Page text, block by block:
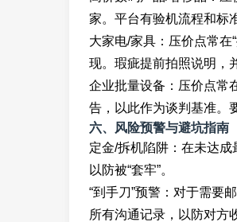
家。平台有验机流程和标
大家电/家具：压价点常在
现。瑕疵提前拍照说明，
企业批量设备：压价点常
告，以此作为谈判基准。
六、风险预警与避坑指南
定金/拆机陷阱：在未达成
以防被“套牢”。
“到手刀”预警：对于需要
所有沟通记录，以防对方